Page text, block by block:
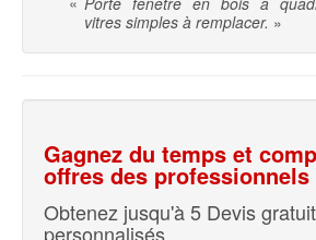
vitres simples à remplacer. »
Gagnez du temps et
offres des professionnels
Obtenez jusqu'à 5 Devis
personnalisés.